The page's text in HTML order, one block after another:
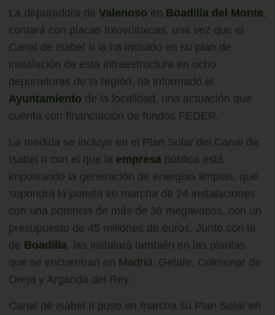
La depuradora de Valenoso en Boadilla del Monte,
contará con placas fotovoltaicas, una vez que el
Canal de Isabel II la ha incluido en su plan de
instalación de esta infraestructura en ocho
depuradoras de la región, ha informado el
Ayuntamiento de la localidad, una actuación que
cuenta con financiación de fondos FEDER.
La medida se incluye en el Plan Solar del Canal de
Isabel II con el que la empresa pública está
impulsando la generación de energías limpias, que
supondrá la puesta en marcha de 24 instalaciones
con una potencia de más de 36 megavatios, con un
presupuesto de 45 millones de euros. Junto con la
de Boadilla, las instalará también en las plantas
que se encuentran en Madrid , Getafe, Colmenar de
Oreja y Arganda del Rey.
Canal de Isabel II puso en marcha su Plan Solar en